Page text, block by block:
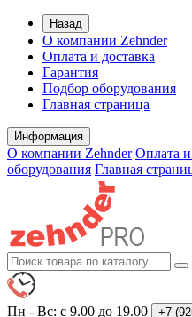
Назад
О компании Zehnder
Оплата и доставка
Гарантия
Подбор оборудования
Главная страница
Информация
О компании Zehnder Оплата и
оборудования Главная
Пн - Вс: с 9.00 до 19.00 +7